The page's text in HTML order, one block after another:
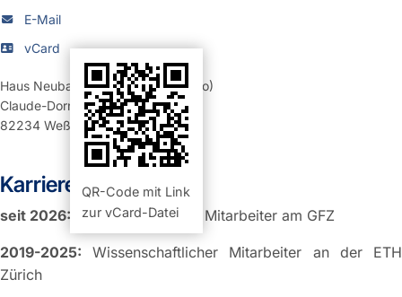
E-Mail
vCard
QR-Code mit Link
zur vCard-Datei
Haus Neubau 401, Raum 1.02 (Büro)
Claude-Dornier-Str. 1
82234 Weßling
Karriere:
seit 2026: Wissenschaftlicher Mitarbeiter am GFZ
2019-2025: Wissenschaftlicher Mitarbeiter an der ETH
Zürich